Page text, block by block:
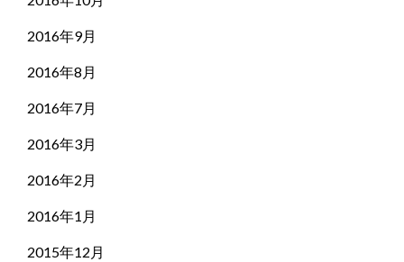
2016年9月
2016年8月
2016年7月
2016年3月
2016年2月
2016年1月
2015年12月